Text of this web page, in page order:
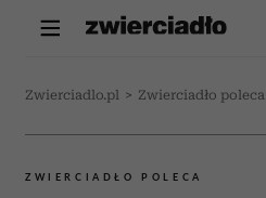
Zwierciadlo.pl > Zwierciadło poleca
ZWIERCIADŁO POLECA